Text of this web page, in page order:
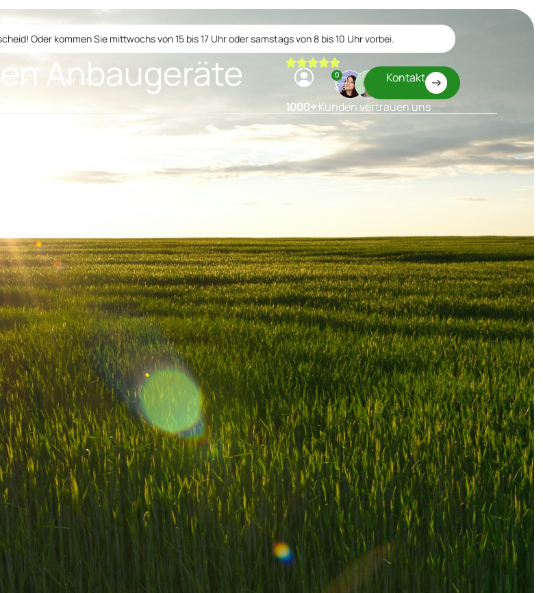
Oder kommen Sie mittwochs von 15 bis 17 Uhr oder samstags von 8 bis 10 Uhr vorbei.
Über uns 0 Kontakt
Anbaugeräte
1000+Kunden vertrauen uns